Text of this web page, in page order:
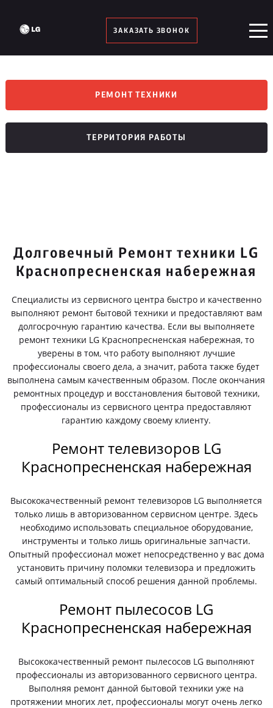
ЗАКАЗАТЬ ЗВОНОК
РЕМОНТ ТЕХНИКИ
ТЕРРИТОРИЯ РАБОТЫ
Долговечный Ремонт техники LG
Краснопресненская набережная
Специалисты из сервисного центра быстро и качественно
выполняют ремонт бытовой техники и предоставляют вам
долгосрочную гарантию качества. Если вы выполняете
ремонт техники LG Краснопресненская набережная, то
уверены в том, что работу выполняют лучшие
профессионалы своего дела, а значит, работа также будет
выполнена самым качественным образом. После окончания
ремонтных процедур и восстановления бытовой техники,
профессионалы из сервисного центра предоставляют
гарантию каждому своему клиенту.
Ремонт телевизоров LG
Краснопресненская набережная
Высококачественный ремонт телевизоров LG выполняется
только лишь в авторизованном сервисном центре. Здесь
необходимо использовать специальное оборудование,
инструменты и только лишь оригинальные запчасти.
Опытный профессионал может непосредственно у вас дома
установить причину поломки телевизора и предложить
самый оптимальный способ решения данной проблемы.
Ремонт пылесосов LG
Краснопресненская набережная
Высококачественный ремонт пылесосов LG выполняют
профессионалы из авторизованного сервисного центра.
Выполняя ремонт данной бытовой техники уже на
протяжении многих лет, профессионалы могут очень легко